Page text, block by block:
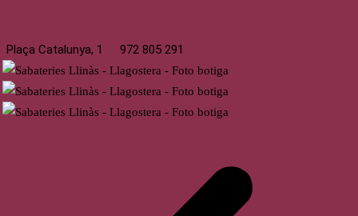
Plaça Catalunya, 1 972 805 291